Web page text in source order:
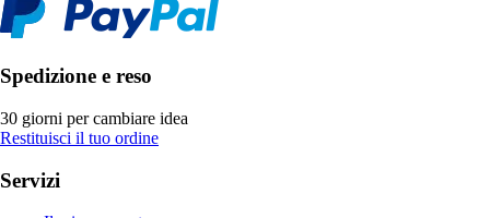
Spedizione e reso
30 giorni per cambiare idea
Restituisci il tuo ordine
Servizi